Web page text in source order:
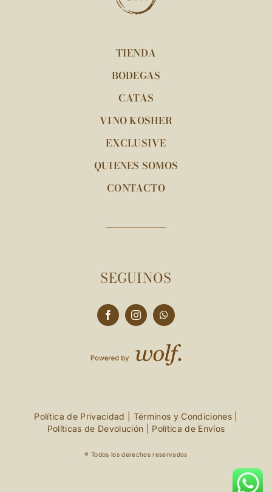
TIENDA
BODEGAS
CATAS
VINO KOSHER
EXCLUSIVE
QUIENES SOMOS
CONTACTO
SEGUINOS
Política de Privacidad Términos y Condiciones|
Políticas de Devolución
Política de Envíos
® Todos los derechos reservados